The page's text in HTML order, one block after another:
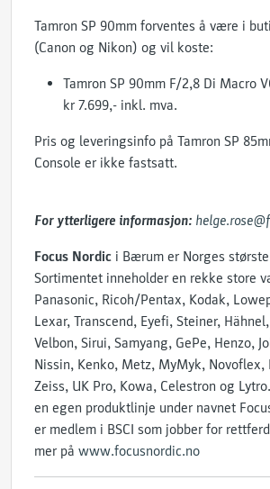
Tamron SP 90mm forventes å være i
(Canon og Nikon) og vil koste:
Tamron SP 90mm F/2,8 Di Macro
kr 7.699,- inkl. mva.
Pris og leveringsinfo på Tamron SP
Console er ikke fastsatt.
For ytterligere informasjon:
Focus Nordic i Bærum er Norges
Sortimentet inneholder en rekke store
Panasonic, Ricoh/Pentax, Kodak,
Lexar, Transcend, Eyefi, Steiner,
Velbon, Sirui, Samyang, GePe, Henzo,
Nissin, Kenko, Metz, MyMyk, Novoflex,
Zeiss, UK Pro, Kowa, Celestron og
en egen produktlinje under navnet
er medlem i BSCI som jobber for
mer på www.focusnordic.no